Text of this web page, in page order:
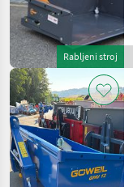
Rabljeni stroj